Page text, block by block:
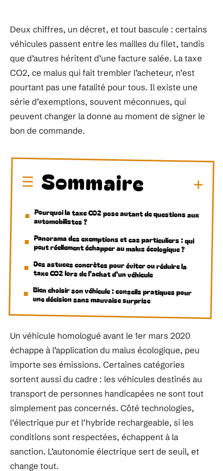
Deux chiffres, un décret, et tout bascule : certains
véhicules passent entre les mailles du filet, tandis
que d’autres héritent d’une facture salée. La taxe
CO2, ce malus qui fait trembler l’acheteur, n’est
pourtant pas une fatalité pour tous. Il existe une
série d’exemptions, souvent méconnues, qui
peuvent changer la donne au moment de signer le
bon de commande.
Sommaire
Pourquoi la taxe CO2 pose autant de questions aux
automobilistes ?
Panorama des exemptions et cas particuliers : qui
peut réellement échapper au malus écologique ?
Des astuces concrètes pour éviter ou réduire la
taxe CO2 lors de l’achat d’un véhicule
Bien choisir son véhicule : conseils pratiques pour
une décision sans mauvaise surprise
Un véhicule homologué avant le 1er mars 2020
échappe à l’application du malus écologique, peu
importe ses émissions. Certaines catégories
sortent aussi du cadre : les véhicules destinés au
transport de personnes handicapées ne sont tout
simplement pas concernés. Côté technologies,
l’électrique pur et l’hybride rechargeable, si les
conditions sont respectées, échappent à la
sanction. L’autonomie électrique sert de seuil, et
change tout.